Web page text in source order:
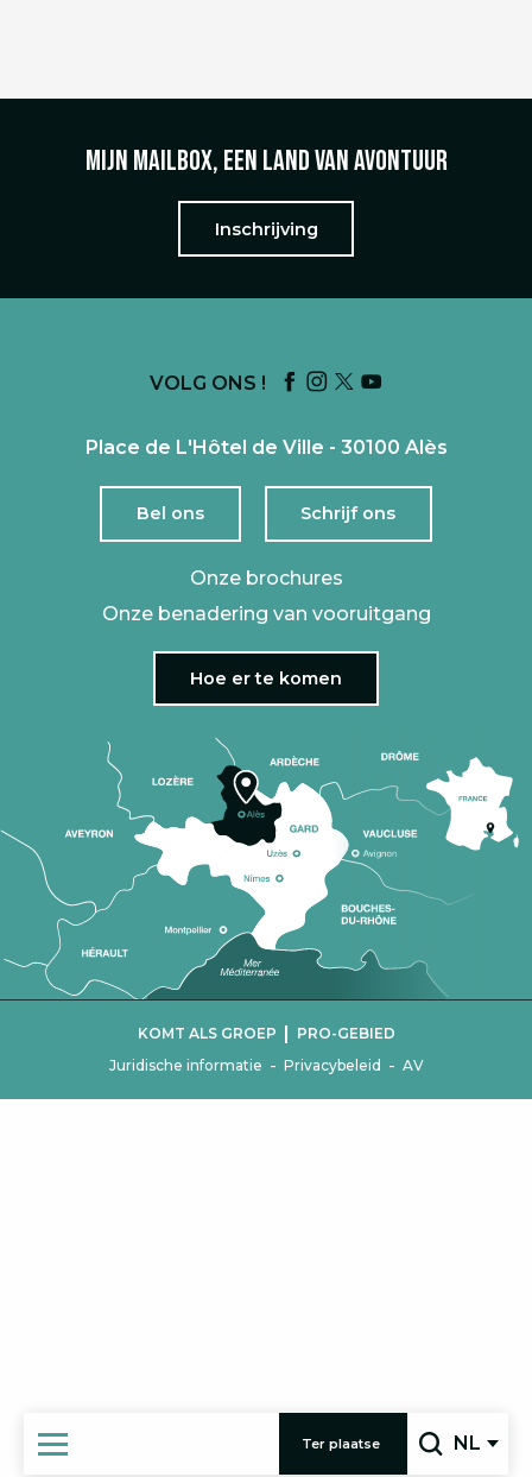
Ter plaatse NL
Mijn mailbox, een land van avontuur
Inschrijving
VOLG ONS !
Place de L'Hôtel de Ville - 30100 Alès
Bel ons Schrijf ons
Onze brochures
Onze benadering van vooruitgang
Hoe er te komen
Juridische informatie - Privacybeleid - AV
KOMT ALS GROEP | PRO-GEBIED